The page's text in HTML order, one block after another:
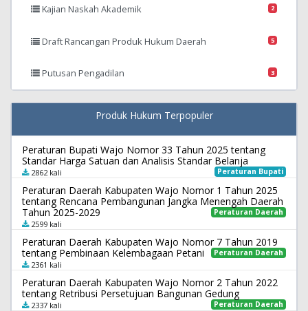
Kajian Naskah Akademik 2
Draft Rancangan Produk Hukum Daerah 5
Putusan Pengadilan 3
Produk Hukum Terpopuler
Peraturan Bupati Wajo Nomor 33 Tahun 2025 tentang
Standar Harga Satuan dan Analisis Standar Belanja
Peraturan Bupati
2862 kali
Peraturan Daerah Kabupaten Wajo Nomor 1 Tahun 2025
tentang Rencana Pembangunan Jangka Menengah Daerah
Tahun 2025-2029
Peraturan Daerah
2599 kali
Peraturan Daerah Kabupaten Wajo Nomor 7 Tahun 2019
tentang Pembinaan Kelembagaan Petani
Peraturan Daerah
2361 kali
Peraturan Daerah Kabupaten Wajo Nomor 2 Tahun 2022
tentang Retribusi Persetujuan Bangunan Gedung
Peraturan Daerah
2337 kali